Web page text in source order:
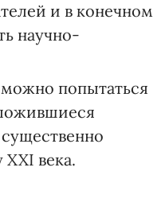
и в конечном
научно-
можно попытаться
века.